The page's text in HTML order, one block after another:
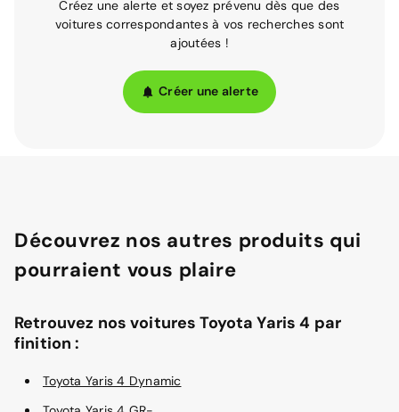
Créez une alerte et soyez prévenu dès que des
voitures correspondantes à vos recherches sont
ajoutées !
Créer une alerte
Découvrez nos autres produits qui
pourraient vous plaire
Retrouvez nos voitures Toyota Yaris 4 par
finition :
Toyota Yaris 4 Dynamic